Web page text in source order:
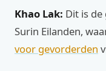
Khao Lak: Dit is de
Surin Eilanden,
voor gevorderden